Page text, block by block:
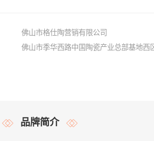
佛山市格仕陶营销有限公司
佛山市季华西路中国陶瓷产业总部基地西
品牌简介